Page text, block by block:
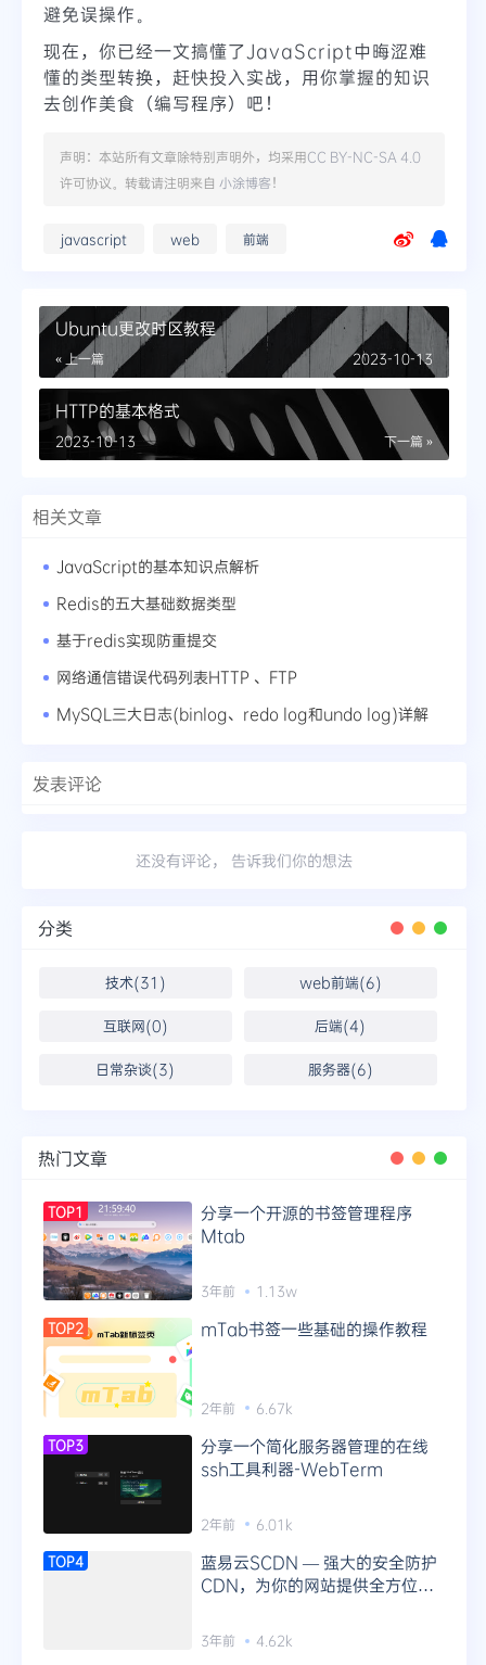
避免误操作。
现在，你已经一文搞懂了JavaScript中晦涩难
懂的类型转换，赶快投入实战，用你掌握的知识
去创作美食（编写程序）吧！
声明：本站所有文章除特别声明外，均采用CC BY-NC-SA 4.0
许可协议。转载请注明来自 小涂博客！
javascript web 前端
Ubuntu更改时区教程
« 上一篇 2023-10-13
HTTP的基本格式
下一篇 »
2023-10-13
相关文章
JavaScript的基本知识点解析
Redis的五大基础数据类型
基于redis实现防重提交
网络通信错误代码列表HTTP 、FTP
MySQL三大日志(binlog、redo log和undo log)详解
发表评论
还没有评论， 告诉我们你的想法
分类
技术(31) web前端(6)
后端(4)
互联网(0)
服务器(6)
日常杂谈(3)
热门文章
TOP1
分享一个开源的书签管理程序
Mtab
3年前 1.13w
TOP2 mTab书签一些基础的操作教程
2年前 6.67k
TOP3
分享一个简化服务器管理的在线
ssh工具利器-WebTerm
2年前 6.01k
TOP4
蓝易云SCDN — 强大的安全防护
CDN，为你的网站提供全方位防
3年前 4.62k